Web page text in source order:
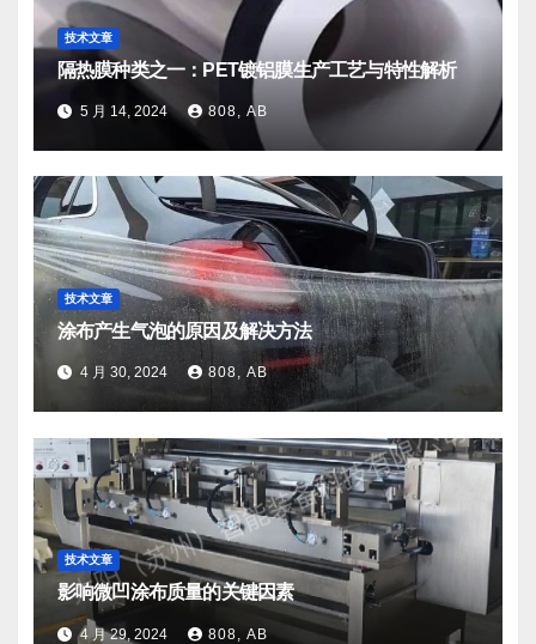
技术文章
隔热膜种类之一：PET镀铝膜生产工艺与特性解析
5 月 14, 2024 808, AB
技术文章
涂布产生气泡的原因及解决方法
4 月 30, 2024 808, AB
技术文章
影响微凹涂布质量的关键因素
4 月 29, 2024 808, AB